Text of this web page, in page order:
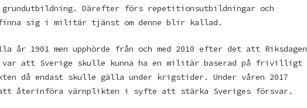
grundutbildning. Därefter förs repetitionsutbildningar och
sig i militär tjänst om denne blir kallad.
år 1901 men upphörde från och med 2010 efter det att Riksdagen
var att Sverige skulle kunna ha en militär baserad på frivilligt
då endast skulle gälla under krigstider. Under våren 2017
att återinföra värnplikten i syfte att stärka Sveriges försvar.